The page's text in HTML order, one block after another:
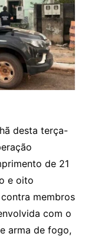
desta terça-
de 21
e oito
membros
com o
arma de fogo,